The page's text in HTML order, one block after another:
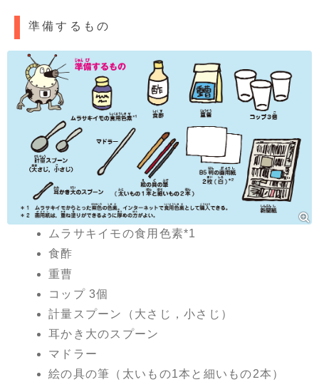
準備するもの
ムラサキイモの食用色素*1
食酢
重曹
コップ 3個
計量スプーン（大さじ，小さじ）
耳かき大のスプーン
マドラー
絵の具の筆（太いもの1本と細いもの2本）